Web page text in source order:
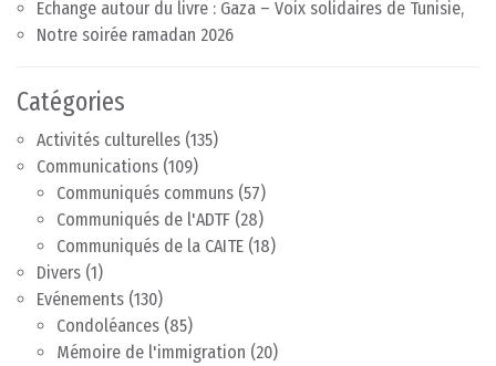
Echange autour du livre : Gaza – Voix solidaires de Tunisie,
Notre soirée ramadan 2026
Catégories
Activités culturelles (135)
Communications (109)
Communiqués communs (57)
Communiqués de l'ADTF (28)
Communiqués de la CAITE (18)
Divers (1)
Evénements (130)
Condoléances (85)
Mémoire de l'immigration (20)